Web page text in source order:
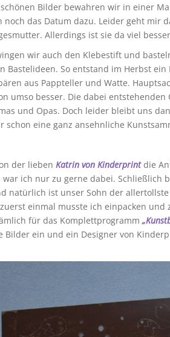
Bilder bewahren wir in einer
noch das Datum dazu. Leider geht mir
Allerdings ist sie da viel
wir auch den Klebestift und
Bastelideen. So entstand im Herbst
aus Pappteller und Watte.
umso besser. Die dabei
und Opas. Doch leider bleibt uns
schon eine ganz ansehnliche
der lieben Katrin von Kinderprintdie
war ich nur zu gerne dabei. Schließlich
natürlich ist unser Sohn der
einmal musste ich einpacken und
für das Komplettprogramm
Bilder ein und ein Designer von